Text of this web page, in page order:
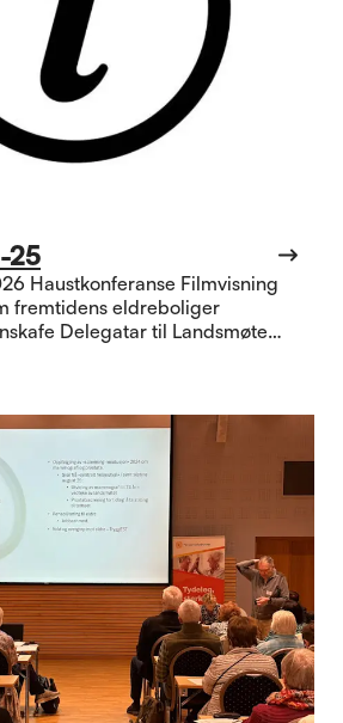
25
fremtidens eldreboliger